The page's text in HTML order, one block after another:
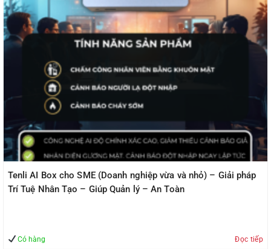
Tenli AI Box cho SME (Doanh nghiệp vừa và nhỏ) – Giải pháp
Trí Tuệ Nhân Tạo – Giúp Quản lý – An Toàn
Có hàng Đọc tiếp